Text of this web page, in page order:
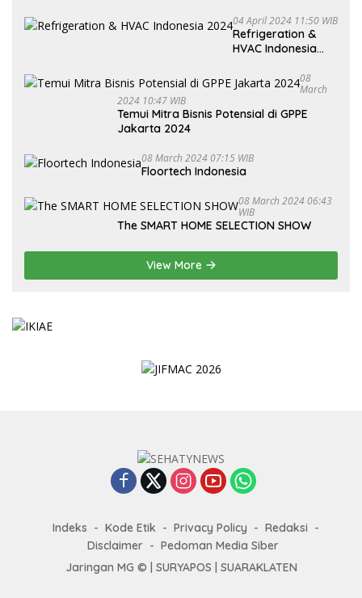
04 April 2024 11:50 WIB
Refrigeration &
HVAC Indonesia
08
March
2024 10:47 WIB
Temui Mitra Bisnis Potensial di GPPE
Jakarta 2024
08 March 2024 07:15 WIB
Floortech Indonesia
08 March 2024 06:43
WIB
The SMART HOME SELECTION SHOW
View More
Indeks Kode Etik Privacy Policy
Redaksi
Disclaimer
Pedoman Media Siber
Jaringan MG © | SURYAPOS SUARAKLATEN